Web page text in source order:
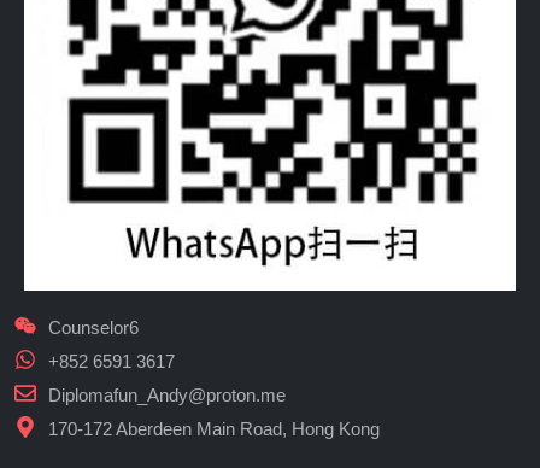
Counselor6
+852 6591 3617
Diplomafun_Andy@proton.me
170-172 Aberdeen Main Road, Hong Kong